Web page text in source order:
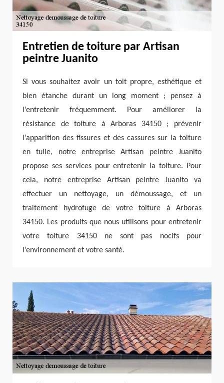
Entretien de toiture par Artisan
peintre Juanito
Si vous souhaitez avoir un toit propre, esthétique et
bien étanche durant un long moment ; pensez à
l’entretenir fréquemment. Pour améliorer la
résistance de toiture à Arboras 34150 ; prévenir
l’apparition des fissures et des cassures sur la toiture
en tuile, notre entreprise Artisan peintre Juanito
propose ses services pour entretenir la toiture. Pour
cela, notre entreprise Artisan peintre Juanito va
effectuer un nettoyage, un démoussage, et un
traitement hydrofuge de votre toiture à Arboras
34150. Les produits que nous utilisons pour entretenir
votre toiture 34150 ne sont pas nocifs pour
l’environnement et votre santé.